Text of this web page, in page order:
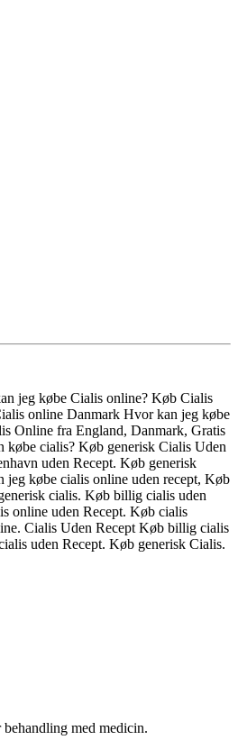
jeg købe Cialis online? Køb Cialis
online Danmark Hvor kan jeg købe
Online fra England, Danmark, Gratis
købe cialis? Køb generisk Cialis Uden
uden Recept. Køb generisk
købe cialis online uden recept, Køb
cialis. Køb billig cialis uden
online uden Recept. Køb cialis
Cialis Uden Recept Køb billig cialis
uden Recept. Køb generisk Cialis.
med medicin.